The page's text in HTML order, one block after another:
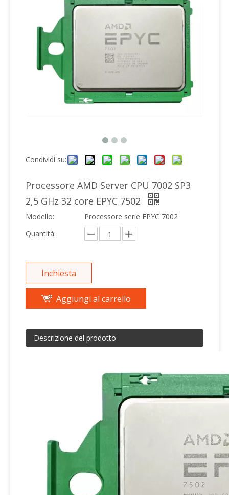
Condividi su:
Processore AMD Server CPU 7002 SP3
2,5 GHz 32 core EPYC 7502
Modello:
Processore serie EPYC 7002
Quantità:
Inchiesta
Aggiungi al carrello
Descrizione del prodotto